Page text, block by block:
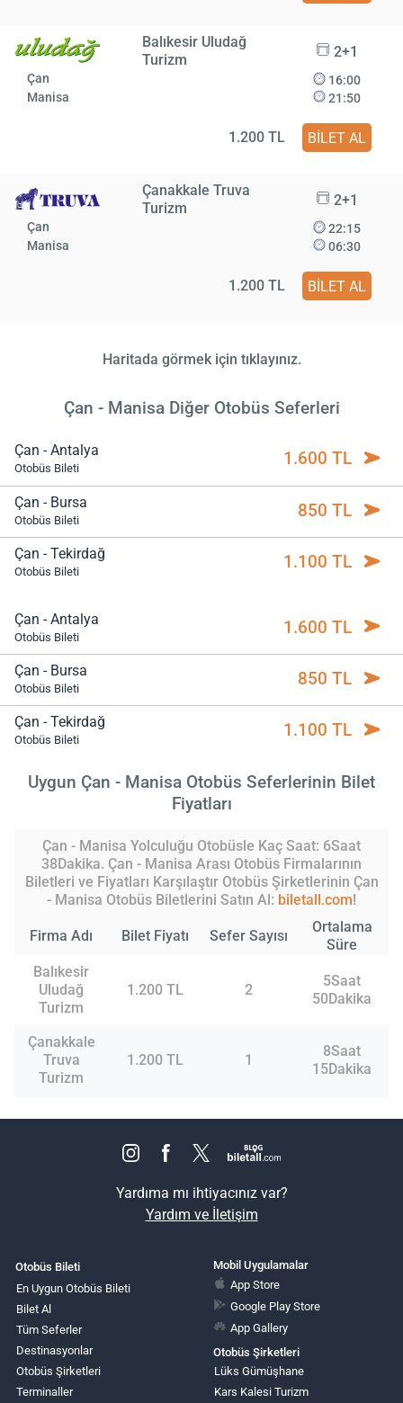
Balıkesir Uludağ
Turizm
2+1
Çan
Manisa
16:00
21:50
1.200 TL BİLET AL
Çanakkale Truva
Turizm
2+1
Çan
Manisa
22:15
06:30
1.200 TL BİLET AL
Haritada görmek için tıklayınız.
Çan - Manisa Diğer Otobüs Seferleri
Çan - Antalya
Otobüs Bileti 1.600 TL
Çan - Bursa
Otobüs Bileti 850 TL
Çan - Tekirdağ
Otobüs Bileti 1.100 TL
Çan - Antalya
Otobüs Bileti 1.600 TL
Çan - Bursa
Otobüs Bileti 850 TL
Çan - Tekirdağ
Otobüs Bileti 1.100 TL
Uygun Çan - Manisa Otobüs Seferlerinin Bilet
Fiyatları
Çan - Manisa Yolculuğu Otobüsle Kaç Saat: 6Saat
38Dakika. Çan - Manisa Arası Otobüs Firmalarının
Biletleri ve Fiyatları Karşılaştır Otobüs Şirketlerinin Çan
- Manisa Otobüs Biletlerini Satın Al: biletall.com!
Firma Adı Bilet Fiyatı Sefer Sayısı
Ortalama
Süre
Balıkesir
Uludağ
Turizm
1.200 TL 2
5Saat
50Dakika
Çanakkale
Truva
Turizm
1.200 TL 1
8Saat
15Dakika
Yardıma mı ihtiyacınız var?
Yardım ve İletişim
Otobüs Bileti
En Uygun Otobüs Bileti
Bilet Al
Tüm Seferler
Destinasyonlar
Otobüs Şirketleri
Terminaller
Mobil Uygulamalar
App Store
Google Play Store
App Gallery
Otobüs Şirketleri
Lüks Gümüşhane
Kars Kalesi Turizm